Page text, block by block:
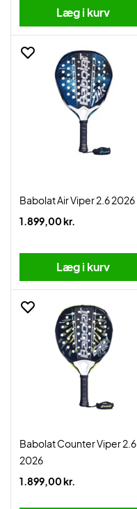
Læg i kurv
Babolat Air Viper 2.6 2026
1.899,00 kr.
Læg i kurv
Babolat Counter Viper 2.6
2026
1.899,00 kr.